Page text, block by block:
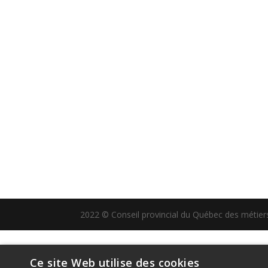
2022 © Conseil provincial du Québec des
Ce site Web utilise des cookies